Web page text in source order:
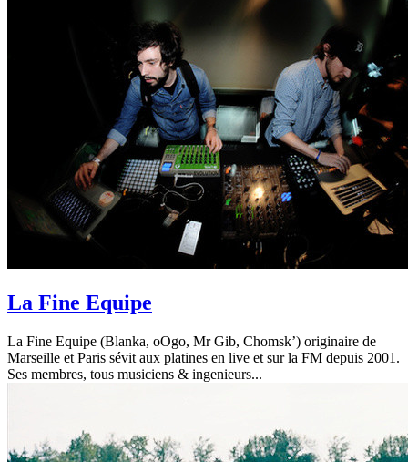
La Fine Equipe
La Fine Equipe (Blanka, oOgo, Mr Gib, Chomsk’) originaire de
Marseille et Paris sévit aux platines en live et sur la FM depuis 2001.
Ses membres, tous musiciens & ingenieurs...